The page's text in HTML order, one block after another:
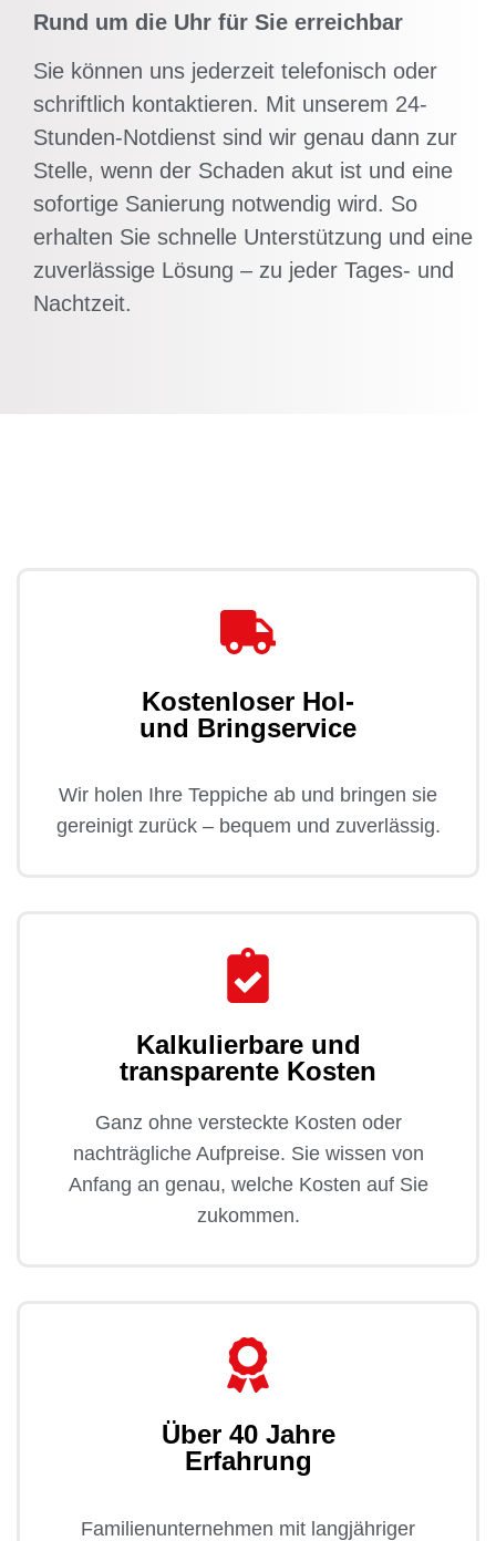
Rund um die Uhr für Sie erreichbar
Sie können uns jederzeit telefonisch oder
schriftlich kontaktieren. Mit unserem 24-
Stunden-Notdienst sind wir genau dann zur
Stelle, wenn der Schaden akut ist und eine
sofortige Sanierung notwendig wird. So
erhalten Sie schnelle Unterstützung und eine
zuverlässige Lösung – zu jeder Tages- und
Nachtzeit.
Kostenloser Hol-
und Bringservice
Wir holen Ihre Teppiche ab und bringen sie
gereinigt zurück – bequem und zuverlässig.
Kalkulierbare und
transparente Kosten
Ganz ohne versteckte Kosten oder
nachträgliche Aufpreise. Sie wissen von
Anfang an genau, welche Kosten auf Sie
zukommen.
Über 40 Jahre
Erfahrung
Familienunternehmen mit langjähriger